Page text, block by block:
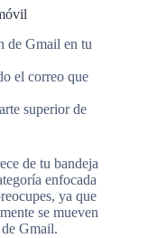
de Gmail en tu
el correo que
superior de
de tu bandeja
enfocada
ya que
se mueven
Gmail.